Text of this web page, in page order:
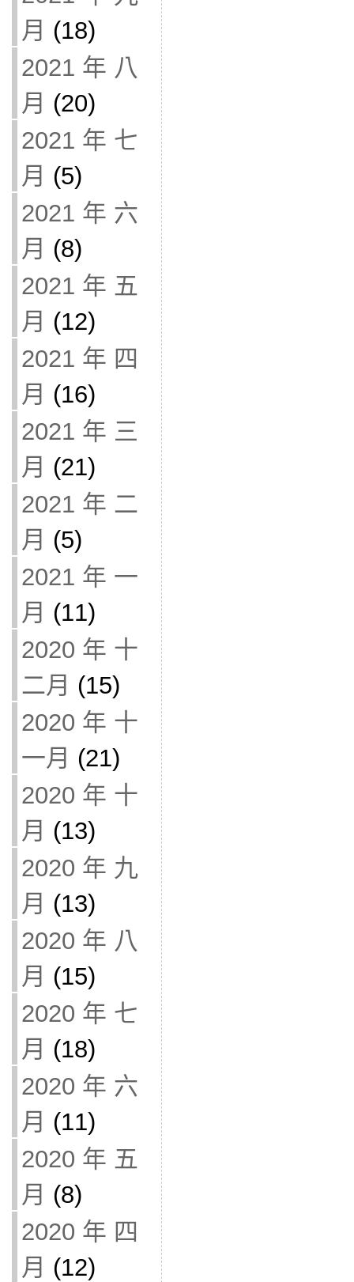
月 (18)
2021 年 八
月 (20)
2021 年 七
月 (5)
2021 年 六
月 (8)
2021 年 五
月 (12)
2021 年 四
月 (16)
2021 年 三
月 (21)
2021 年 二
月 (5)
2021 年 一
月 (11)
2020 年 十
二月 (15)
2020 年 十
一月 (21)
2020 年 十
月 (13)
2020 年 九
月 (13)
2020 年 八
月 (15)
2020 年 七
月 (18)
2020 年 六
月 (11)
2020 年 五
月 (8)
2020 年 四
月 (12)